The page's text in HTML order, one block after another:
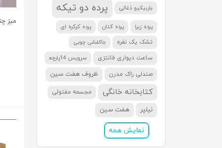
باربیکیو ذغالی پرده دو تیکه
پرده زبرا پرده کتان
پرده کرکره ای
تشک یک نفره
جاکفشی چوبی
ساعت دیواری فانتزی سرویس 14پارچه
صندلی راک مدرن ظروف هفت سین
کتابخانه خانگی مجسمه مفتولی
نیلپر هفت سین
نمایش همه
میز